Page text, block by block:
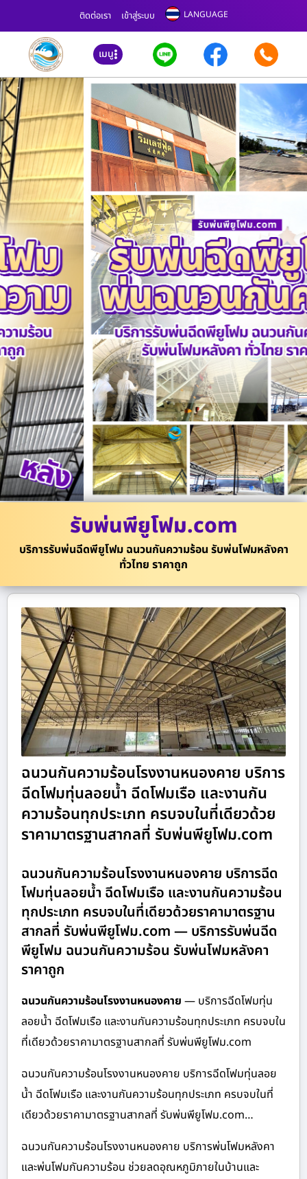
ติดต่อเรา เข้าสู่ระบบ LANGUAGE
เมนู
รับพ่นพียูโฟม.com
บริการรับพ่นฉีดพียูโฟม ฉนวนกันความร้อน รับพ่นโฟมหลังคา
ทั่วไทย ราคาถูก
ฉนวนกันความร้อนโรงงานหนองคาย บริการ
ฉีดโฟมทุ่นลอยน้ำ ฉีดโฟมเรือ และงานกัน
ความร้อนทุกประเภท ครบจบในที่เดียวด้วย
ราคามาตรฐานสากลที่ รับพ่นพียูโฟม.com
ฉนวนกันความร้อนโรงงานหนองคาย บริการฉีด
โฟมทุ่นลอยน้ำ ฉีดโฟมเรือ และงานกันความร้อน
ทุกประเภท ครบจบในที่เดียวด้วยราคามาตรฐาน
สากลที่ รับพ่นพียูโฟม.com — บริการรับพ่นฉีด
พียูโฟม ฉนวนกันความร้อน รับพ่นโฟมหลังคา
ราคาถูก
ฉนวนกันความร้อนโรงงานหนองคาย — บริการฉีดโฟมทุ่น
ลอยน้ำ ฉีดโฟมเรือ และงานกันความร้อนทุกประเภท ครบจบใน
ที่เดียวด้วยราคามาตรฐานสากลที่ รับพ่นพียูโฟม.com
ฉนวนกันความร้อนโรงงานหนองคาย บริการฉีดโฟมทุ่นลอย
น้ำ ฉีดโฟมเรือ และงานกันความร้อนทุกประเภท ครบจบในที่
เดียวด้วยราคามาตรฐานสากลที่ รับพ่นพียูโฟม.com…
ฉนวนกันความร้อนโรงงานหนองคาย บริการพ่นโฟมหลังคา
และพ่นโฟมกันความร้อน ช่วยลดอุณหภูมิภายในบ้านและ